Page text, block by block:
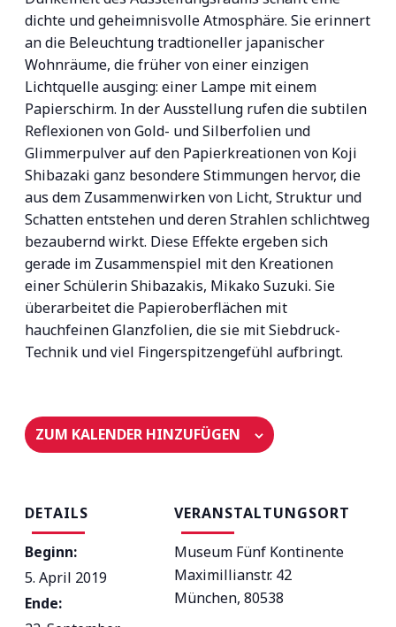
dichte und geheimnisvolle Atmosphäre. Sie erinnert
an die Beleuchtung tradtioneller japanischer
Wohnräume, die früher von einer einzigen
Lichtquelle ausging: einer Lampe mit einem
Papierschirm. In der Ausstellung rufen die subtilen
Reflexionen von Gold- und Silberfolien und
Glimmerpulver auf den Papierkreationen von Koji
Shibazaki ganz besondere Stimmungen hervor, die
aus dem Zusammenwirken von Licht, Struktur und
Schatten entstehen und deren Strahlen schlichtweg
bezaubernd wirkt. Diese Effekte ergeben sich
gerade im Zusammenspiel mit den Kreationen
einer Schülerin Shibazakis, Mikako Suzuki. Sie
überarbeitet die Papieroberflächen mit
hauchfeinen Glanzfolien, die sie mit Siebdruck-
Technik und viel Fingerspitzengefühl aufbringt.
ZUM KALENDER HINZUFÜGEN
DETAILS
Beginn:
5. April 2019
Ende:
VERANSTALTUNGSORT
Museum Fünf Kontinente
Maximillianstr. 42
München, 80538